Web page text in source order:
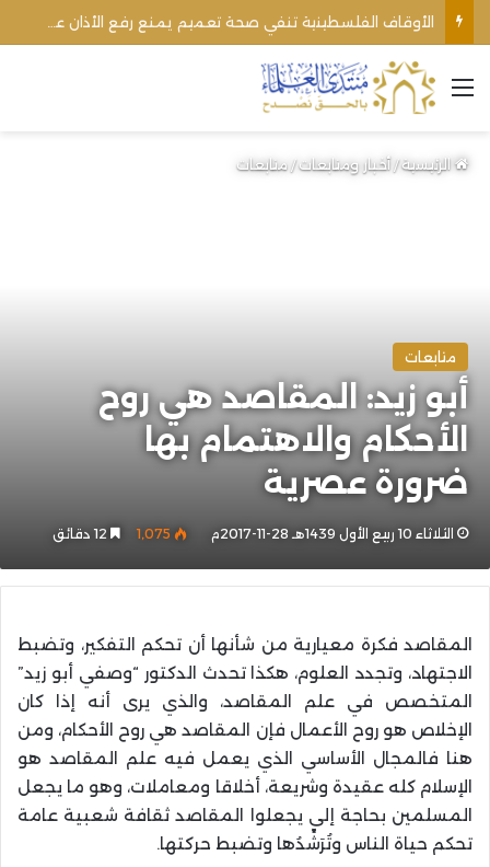
القائمة
الرئيسية/أخبار ومتابعات/متابعات
متابعات
أبو زيد: المقاصد هي روح
الأحكام والاهتمام بها
ضرورة عصرية
الثلاثاء 10 ربيع الأول 1439هـ 28-11-2017م 1٬075
المقاصد فكرة معيارية من شأنها أن تحكم التفكير، وتضبط
الاجتهاد، وتجدد العلوم، هكذا تحدث الدكتور “وصفي أبو زيد”
المتخصص في علم المقاصد، والذي يرى أنه إذا كان
الإخلاص هو روح الأعمال فإن المقاصد هي روح الأحكام، ومن
هنا فالمجال الأساسي الذي يعمل فيه علم المقاصد هو
الإسلام كله عقيدة وشريعة، أخلاقا ومعاملات، وهو ما يجعل
المسلمين بحاجة إلى يجعلوا المقاصد ثقافة شعبية عامة
تحكم حياة الناس وتُرَشِّدُها وتضبط حركتها.